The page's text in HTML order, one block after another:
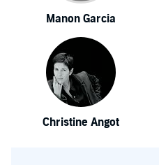
Manon Garcia
Christine Angot